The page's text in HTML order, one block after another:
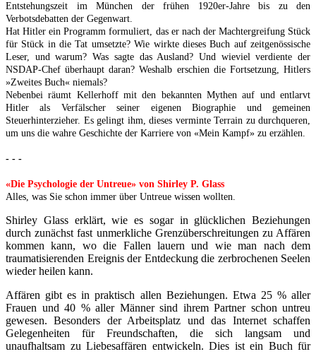
Entstehungszeit im München der frühen 1920er-Jahre bis zu den
Verbotsdebatten der Gegenwart.
Hat Hitler ein Programm formuliert, das er nach der Machtergreifung Stück
für Stück in die Tat umsetzte? Wie wirkte dieses Buch auf zeitgenössische
Leser, und warum? Was sagte das Ausland? Und wieviel verdiente der
NSDAP-Chef überhaupt daran? Weshalb erschien die Fortsetzung, Hitlers
»Zweites Buch« niemals?
Nebenbei räumt Kellerhoff mit den bekannten Mythen auf und entlarvt
Hitler als Verfälscher seiner eigenen Biographie und gemeinen
Steuerhinterzieher. Es gelingt ihm, dieses verminte Terrain zu durchqueren,
um uns die wahre Geschichte der Karriere von «Mein Kampf» zu erzählen.
- - -
«Die Psychologie der Untreue» von Shirley P. Glass
Alles, was Sie schon immer über Untreue wissen wollten.
Shirley Glass erklärt, wie es sogar in glücklichen Beziehungen
durch zunächst fast unmerkliche Grenzüberschreitungen zu Affären
kommen kann, wo die Fallen lauern und wie man nach dem
traumatisierenden Ereignis der Entdeckung die zerbrochenen Seelen
wieder heilen kann.
Affären gibt es in praktisch allen Beziehungen. Etwa 25 % aller
Frauen und 40 % aller Männer sind ihrem Partner schon untreu
gewesen. Besonders der Arbeitsplatz und das Internet schaffen
Gelegenheiten für Freundschaften, die sich langsam und
unaufhaltsam zu Liebesaffären entwickeln. Dies ist ein Buch für